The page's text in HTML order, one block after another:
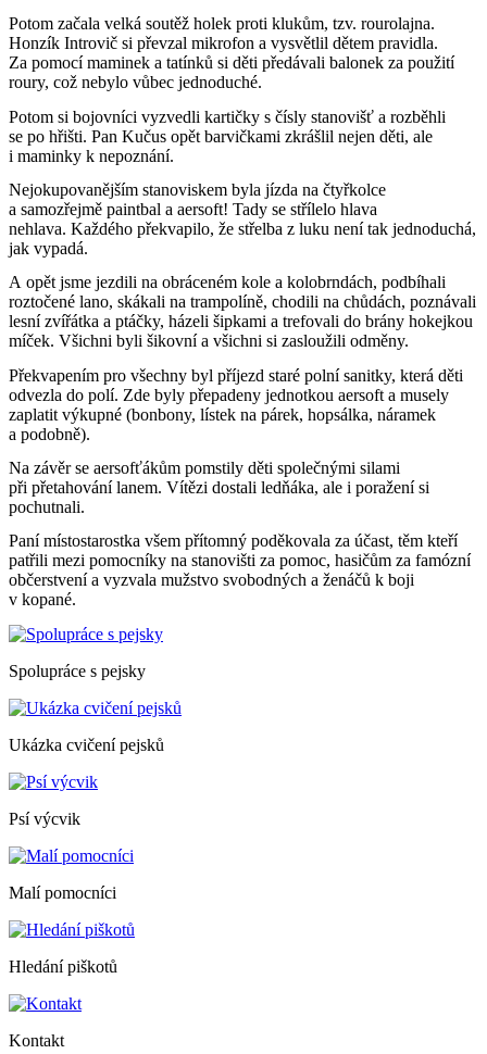
Potom začala velká soutěž holek proti klukům, tzv. rourolajna.
Honzík Introvič si převzal mikrofon a vysvětlil dětem pravidla.
Za pomocí maminek a tatínků si děti předávali balonek za použití
roury, což nebylo vůbec jednoduché.
Potom si bojovníci vyzvedli kartičky s čísly stanovišť a rozběhli
se po hřišti. Pan Kučus opět barvičkami zkrášlil nejen děti, ale
i maminky k nepoznání.
Nejokupovanějším stanoviskem byla jízda na čtyřkolce
a samozřejmě paintbal a aersoft! Tady se střílelo hlava
nehlava. Každého překvapilo, že střelba z luku není tak jednoduchá,
jak vypadá.
A opět jsme jezdili na obráceném kole a kolobrndách, podbíhali
roztočené lano, skákali na trampolíně, chodili na chůdách, poznávali
lesní zvířátka a ptáčky, házeli šipkami a trefovali do brány hokejkou
míček. Všichni byli šikovní a všichni si zasloužili odměny.
Překvapením pro všechny byl příjezd staré polní sanitky, která děti
odvezla do polí. Zde byly přepadeny jednotkou aersoft a musely
zaplatit výkupné (bonbony, lístek na párek, hopsálka, náramek
a podobně).
Na závěr se aersofťákům pomstily děti společnými silami
při přetahování lanem. Vítězi dostali ledňáka, ale i poražení si
pochutnali.
Paní místostarostka všem přítomný poděkovala za účast, těm kteří
patřili mezi pomocníky na stanovišti za pomoc, hasičům za famózní
občerstvení a vyzvala mužstvo svobodných a ženáčů k boji
v kopané.
Spolupráce s pejsky
Ukázka cvičení pejsků
Psí výcvik
Malí pomocníci
Hledání piškotů
Kontakt